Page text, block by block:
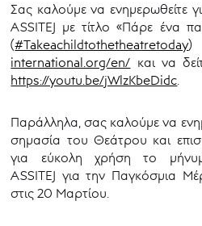
Σας καλούμε να ενημερωθείτε
ASSITEJ με τίτλο «Πάρε ένα
(#Takeachildtothetheatretoday)
international.org/en/ και να
https://youtu.be/jWlzKbeDidc.
Παράλληλα, σας καλούμε να
σημασία του Θεάτρου και
για εύκολη χρήση το
ASSITEJ για την Παγκόσμια
στις 20 Μαρτίου.